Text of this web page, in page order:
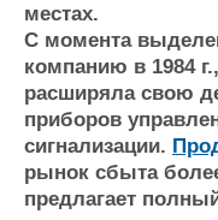
местах.
С момента
компанию в 1984
расширяла свою
приборов
сигнализации.
рынок сбыта
предлагает